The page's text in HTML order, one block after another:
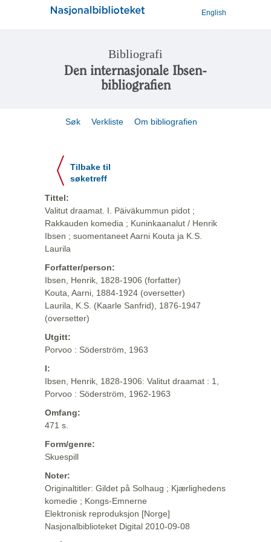
English
Bibliografi
Den internasjonale Ibsen-
bibliografien
Søk Verkliste Om bibliografien
Tilbake til
søketreff
Tittel:
Valitut draamat. I. Päiväkummun pidot ;
Rakkauden komedia ; Kuninkaanalut / Henrik
Ibsen ; suomentaneet Aarni Kouta ja K.S.
Laurila
Forfatter/person:
Ibsen, Henrik, 1828-1906 (forfatter)
Kouta, Aarni, 1884-1924 (oversetter)
Laurila, K.S. (Kaarle Sanfrid), 1876-1947
(oversetter)
Utgitt:
Porvoo : Söderström, 1963
I:
Ibsen, Henrik, 1828-1906: Valitut draamat : 1,
Porvoo : Söderström, 1962-1963
Omfang:
471 s.
Form/genre:
Skuespill
Noter:
Originaltitler: Gildet på Solhaug ; Kjærlighedens
komedie ; Kongs-Emnerne
Elektronisk reproduksjon [Norge]
Nasjonalbiblioteket Digital 2010-09-08